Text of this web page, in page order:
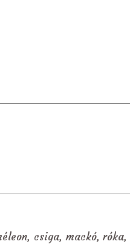
csiga, mackó,